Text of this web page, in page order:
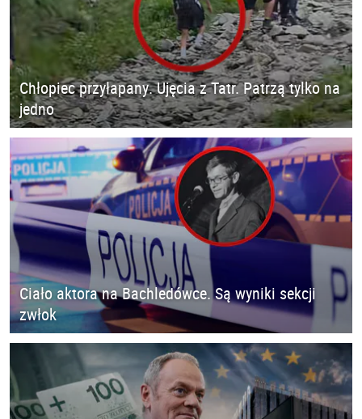
Chłopiec przyłapany. Ujęcia z Tatr. Patrzą tylko na
jedno
Ciało aktora na Bachledówce. Są wyniki sekcji
zwłok